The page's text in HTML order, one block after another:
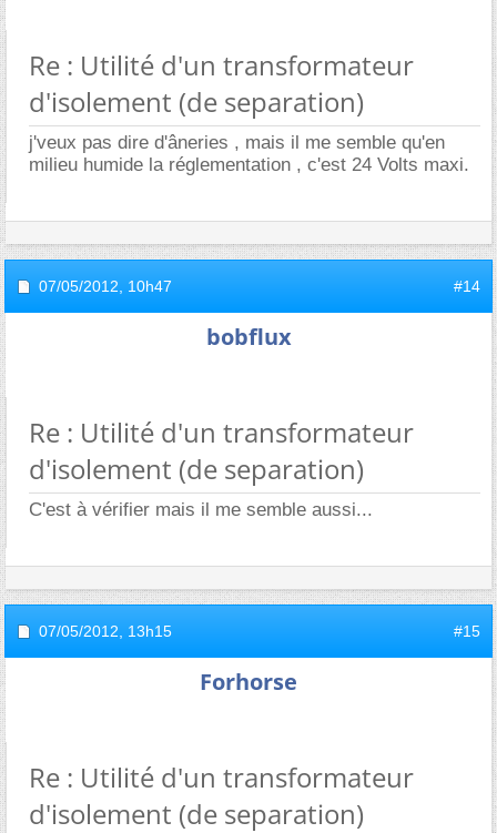
Re : Utilité d'un transformateur
d'isolement (de separation)
j'veux pas dire d'âneries , mais il me semble qu'en
milieu humide la réglementation , c'est 24 Volts maxi.
07/05/2012, 10h47 #14
bobflux
Re : Utilité d'un transformateur
d'isolement (de separation)
C'est à vérifier mais il me semble aussi...
07/05/2012, 13h15 #15
Forhorse
Re : Utilité d'un transformateur
d'isolement (de separation)